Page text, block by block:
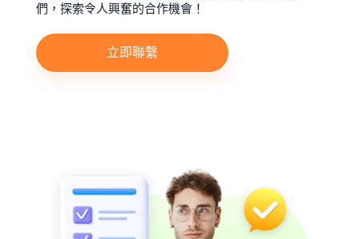
們，探索令人興奮的合作機會！
立即聯繫